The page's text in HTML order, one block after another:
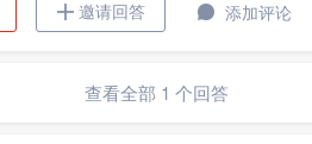
 邀请回答  添加评论
查看全部 1 个回答